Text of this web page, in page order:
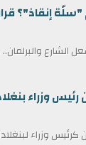
إنقاذ"؟
الشارع
بنغلاديش الذي